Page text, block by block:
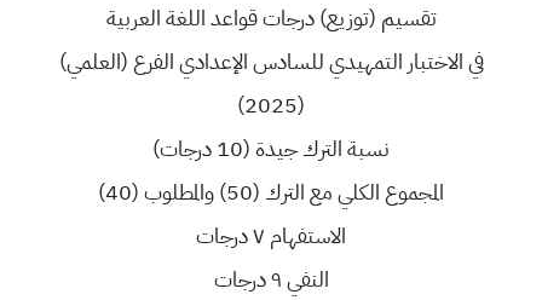
تقسيم (توزيع) درجات قواعد اللغة العربية
في الاختبار التمهيدي للسادس الإعدادي الفرع (العلمي)
(2025)
نسبة الترك جيدة (10 درجات)
المجموع الكلي مع الترك (50) والمطلوب (40)
الاستفهام ٧ درجات
النفي ٩ درجات